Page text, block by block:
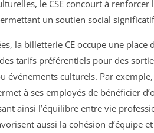
le CSE concourt à renforcer
un soutien social
la billetterie CE occupe une place
tarifs préférentiels pour des
événements culturels. Par
à ses employés de bénéficier
ainsi l’équilibre entre vie
aussi la cohésion d’équipe et